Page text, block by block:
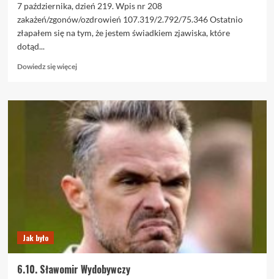
7 października, dzień 219. Wpis nr 208
zakażeń/zgonów/ozdrowień 107.319/2.792/75.346 Ostatnio
złapałem się na tym, że jestem świadkiem zjawiska, które
dotąd...
Dowiedz się więcejDowiedz
o
7.10.
Nieoczekiwany
podział
Jak było
6.10. Sławomir Wydobywczy